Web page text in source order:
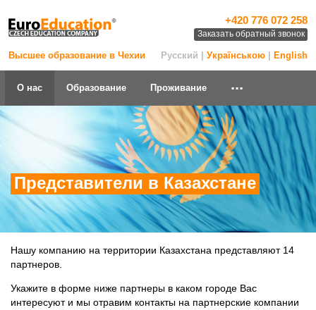
Высшее образование в Чехии
+420 776 072 258
Заказать обратный звонок
Русский | Українською English
О нас Образование Проживание ...
Представители в Казахстане
Нашу компанию на территории Казахстана представляют 14
партнеров.
Укажите в форме ниже партнеры в каком городе Вас
интересуют и мы отравим контакты на партнерские компании